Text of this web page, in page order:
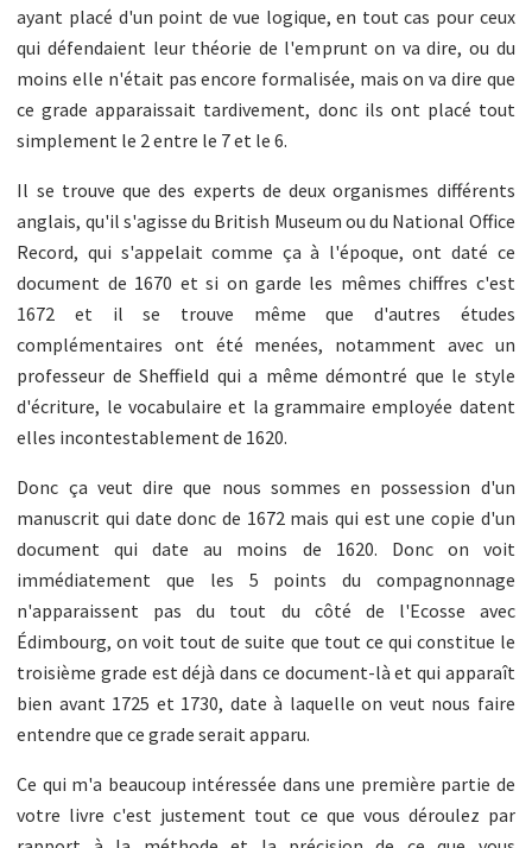
ayant placé d'un point de vue logique, en tout cas pour ceux
qui défendaient leur théorie de l'emprunt on va dire, ou du
moins elle n'était pas encore formalisée, mais on va dire que
ce grade apparaissait tardivement, donc ils ont placé tout
simplement le 2 entre le 7 et le 6.
Il se trouve que des experts de deux organismes différents
anglais, qu'il s'agisse du British Museum ou du National Office
Record, qui s'appelait comme ça à l'époque, ont daté ce
document de 1670 et si on garde les mêmes chiffres c'est
1672 et il se trouve même que d'autres études
complémentaires ont été menées, notamment avec un
professeur de Sheffield qui a même démontré que le style
d'écriture, le vocabulaire et la grammaire employée datent
elles incontestablement de 1620.
Donc ça veut dire que nous sommes en possession d'un
manuscrit qui date donc de 1672 mais qui est une copie d'un
document qui date au moins de 1620. Donc on voit
immédiatement que les 5 points du compagnonnage
n'apparaissent pas du tout du côté de l'Ecosse avec
Édimbourg, on voit tout de suite que tout ce qui constitue le
troisième grade est déjà dans ce document-là et qui apparaît
bien avant 1725 et 1730, date à laquelle on veut nous faire
entendre que ce grade serait apparu.
Ce qui m'a beaucoup intéressée dans une première partie de
votre livre c'est justement tout ce que vous déroulez par